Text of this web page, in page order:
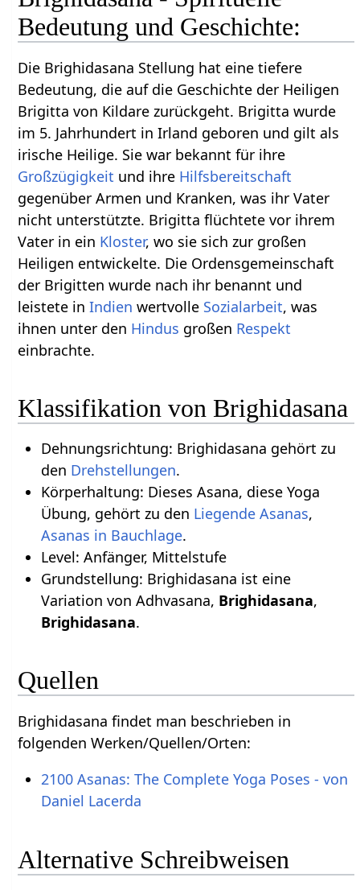
Bedeutung und Geschichte:
Die Brighidasana Stellung hat eine tiefere
Bedeutung, die auf die Geschichte der Heiligen
Brigitta von Kildare zurückgeht. Brigitta wurde
im 5. Jahrhundert in Irland geboren und gilt als
irische Heilige. Sie war bekannt für ihre
Großzügigkeit und ihre Hilfsbereitschaft
gegenüber Armen und Kranken, was ihr Vater
nicht unterstützte. Brigitta flüchtete vor ihrem
Vater in ein Kloster, wo sie sich zur großen
Heiligen entwickelte. Die Ordensgemeinschaft
der Brigitten wurde nach ihr benannt und
leistete inIndien wertvolle Sozialarbeit, was
ihnen unter den Hindus großen Respekt
einbrachte.
Klassifikation von Brighidasana
Dehnungsrichtung: Brighidasana gehört zu
den Drehstellungen.
Körperhaltung: Dieses Asana, diese Yoga
Übung, gehört zu den Liegende Asanas,
Asanas in Bauchlage.
Level: Anfänger, Mittelstufe
Grundstellung: Brighidasana ist eine
Variation von Adhvasana, Brighidasana,
Brighidasana.
Quellen
Brighidasana findet man beschrieben in
folgenden Werken/Quellen/Orten:
2100 Asanas: The Complete Yoga Poses - von
Daniel Lacerda
Alternative Schreibweisen